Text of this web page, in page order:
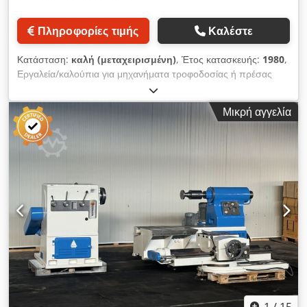
mm Εξοπλισμός - Σύστημα ελέγχου MTP-3212 - Οδηγοί
οπίσθιου στοπ με σφαιρικά ρουλεμάν - Δύο δάχτυλοι στοπ -
Οπτικές φωτοκουρτίνες (εμπρός) - Προστατευτικά πλέγματα
(πίσω) - Ποδοδιακόπτης - Υποδοχή εργαλείου AMADA -
Τετράπλευρο κάτω πρίσμα εργαλείου - Οπίσθιο στοπ με
ηλεκτρική κίνηση - Τμηματικό έμβολο με δυνατότητα
αντικατάστασης ελαττωματικού τμήματος Όροι παράδοσης -
Το μηχάνημα είναι ολοκαίνουργιο - 12 μήνες εγγύηση -
Εγγυημένο σέρβις - Τεχνική υποστήριξη και μετά τη λήξη της
στα αγγλικά Δυνατότητα παράδοσης στον πελάτη. Τα έξοδα
αποστολής υπολογίζονται ξεχωριστά από τη μεταφορική
εταιρεία. Εάν σας ενδιαφέρουν και άλλα μηχανήματα,
παρακαλούμε επισκεφθείτε την ιστοσελίδα μας.
Πληροφορίες τιμής Καλέστε
Κατάσταση: καλή (μεταχειρισμένη), Έτος κατασκευής: 1980,
Εργαλεία/καλούπια για μηχανήματα τροφοδοσίας ή πρέσας
Μικρή αγγελία